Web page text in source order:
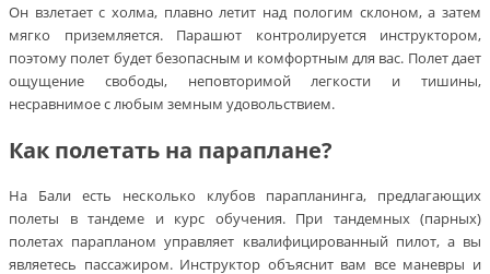
Он взлетает с холма, плавно летит над пологим склоном, а затем
мягко приземляется. Парашют контролируется инструктором,
поэтому полет будет безопасным и комфортным для вас. Полет дает
ощущение свободы, неповторимой легкости и тишины,
несравнимое с любым земным удовольствием.
Как полетать на параплане?
На Бали есть несколько клубов парапланинга, предлагающих
полеты в тандеме и курс обучения. При тандемных (парных)
полетах парапланом управляет квалифицированный пилот, а вы
являетесь пассажиром. Инструктор объяснит вам все маневры и